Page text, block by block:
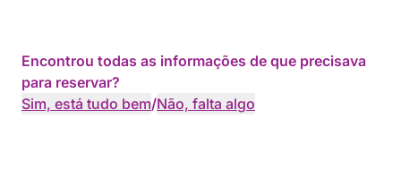
Encontrou todas as informações de que precisava
para reservar?
Sim, está tudo bem/Não, falta algo